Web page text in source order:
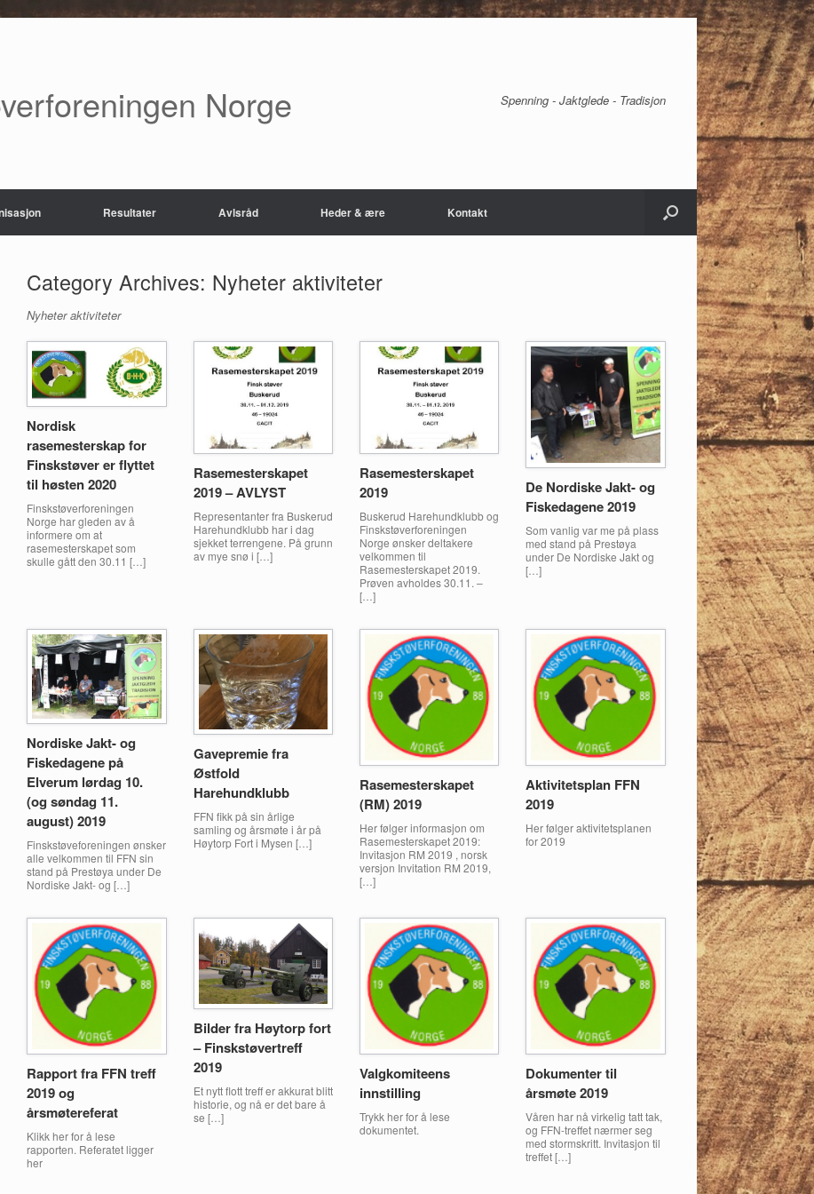
Norge Spenning - Jaktglede - Tradisjon
Resultater Avlsråd Heder & ære Kontakt
Category Archives: Nyheter aktiviteter
Nyheter aktiviteter
Nordisk
rasemesterskap for
Finskstøver er flyttet
til høsten 2020
Finskstøverforeningen
Norge har gleden av å
informere om at
rasemesterskapet som
skulle gått den 30.11 […]
Rasemesterskapet
2019 – AVLYST
Representanter fra Buskerud
Harehundklubb har i dag
sjekket terrengene. På grunn
av mye snø i […]
Rasemesterskapet
2019
Buskerud Harehundklubb og
Finskstøverforeningen
Norge ønsker deltakere
velkommen til
Rasemesterskapet 2019.
Prøven avholdes 30.11. –
[…]
De Nordiske Jakt- og
Fiskedagene 2019
Som vanlig var me på plass
med stand på Prestøya
under De Nordiske Jakt og
[…]
Nordiske Jakt- og
Fiskedagene på
Elverum lørdag 10.
(og søndag 11.
august) 2019
Finskstøveforeningen ønsker
alle velkommen til FFN sin
stand på Prestøya under De
Nordiske Jakt- og […]
Gavepremie fra
Østfold
Harehundklubb
FFN fikk på sin årlige
samling og årsmøte i år på
Høytorp Fort i Mysen […]
Rasemesterskapet
(RM) 2019
Her følger informasjon om
Rasemesterskapet 2019:
Invitasjon RM 2019 , norsk
versjon Invitation RM 2019,
[…]
Aktivitetsplan FFN
2019
Her følger aktivitetsplanen
for 2019
Rapport fra FFN treff
2019 og
årsmøtereferat
Klikk her for å lese
rapporten. Referatet ligger
her
Bilder fra Høytorp fort
– Finskstøvertreff
2019
Et nytt flott treff er akkurat blitt
historie, og nå er det bare å
se […]
Valgkomiteens
innstilling
Trykk her for å lese
dokumentet.
Dokumenter til
årsmøte 2019
Våren har nå virkelig tatt tak,
og FFN-treffet nærmer seg
med stormskritt. Invitasjon til
treffet […]